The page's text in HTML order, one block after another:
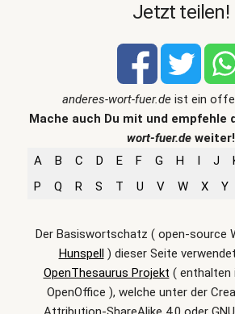
Jetzt teilen!
anderes-wort-fuer.deist ein
Mache auch Du mit und empfehle
wort-fuer.de weiter!
A
B C D E F G H I J
P
Q R S T U V W X Y
Der Basiswortschatz ( open-source
Hunspell) dieser Seite
OpenThesaurus Projekt ( enthalten
OpenOffice ), welche unter der